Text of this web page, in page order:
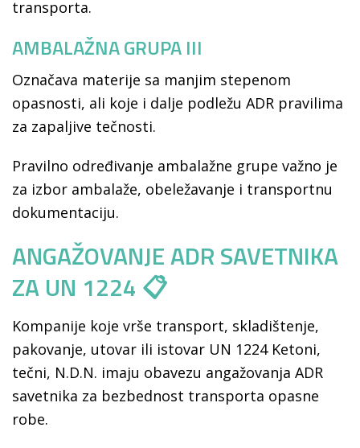
transporta.
AMBALAŽNA GRUPA III
Označava materije sa manjim stepenom
opasnosti, ali koje i dalje podležu ADR pravilima
za zapaljive tečnosti.
Pravilno određivanje ambalažne grupe važno je
za izbor ambalaže, obeležavanje i transportnu
dokumentaciju.
ANGAŽOVANJE ADR SAVETNIKA
ZA UN 1224 📋
Kompanije koje vrše transport, skladištenje,
pakovanje, utovar ili istovar UN 1224 Ketoni,
tečni, N.D.N. imaju obavezu angažovanja ADR
savetnika za bezbednost transporta opasne
robe.